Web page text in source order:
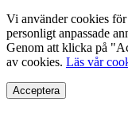
Vi använder cookies
personligt anpassade
Genom att klicka på
av cookies. Läs vår
Acceptera